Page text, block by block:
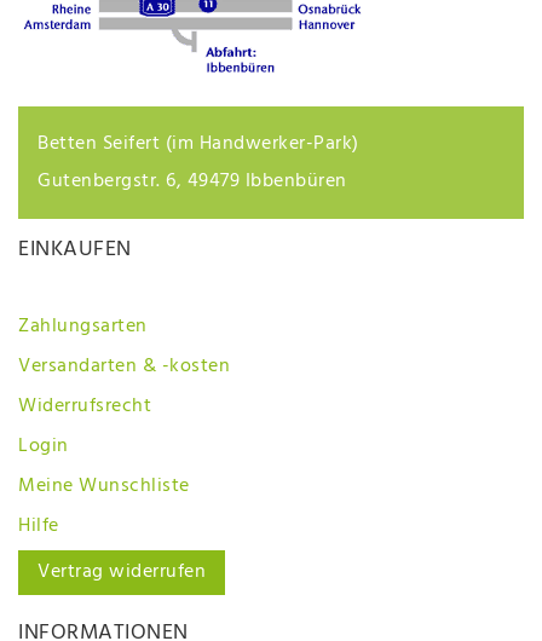
Betten Seifert (im Handwerker-Park)
Gutenbergstr. 6, 49479 Ibbenbüren
EINKAUFEN
Zahlungsarten
Versandarten & -kosten
Widerrufsrecht
Login
Meine Wunschliste
Hilfe
Vertrag widerrufen
INFORMATIONEN